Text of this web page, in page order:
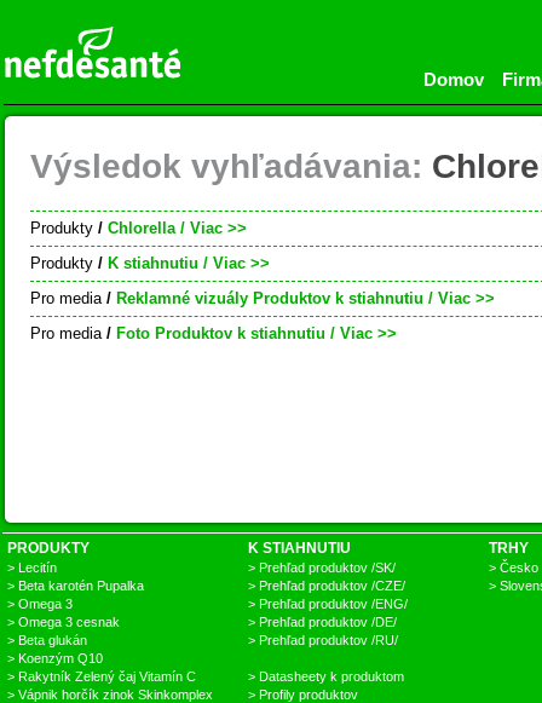
Domov
Výsledok vyhľadávania:
Produkty / Chlorella / Viac >>
Produkty / K stiahnutiu / Viac >>
Pro media/ Reklamné vizuály Produktov k stiahnutiu / Viac >>
Pro media/ Foto Produktov k stiahnutiu / Viac >>
PRODUKTY
> Lecitín
> Beta karotén Pupalka
> Omega 3
> Omega 3 cesnak
> Beta glukán
> Koenzým Q10
> Rakytník Zelený čaj Vitamín C
> Vápnik horčík zinok Skinkomplex
K STIAHNUTIU
> Prehľad produktov /SK/
> Prehľad produktov /CZE/
> Prehľad produktov /ENG/
> Prehľad produktov /DE/
> Prehľad produktov /RU/
> Datasheety k produktom
> Profily produktov
TRHY
> Česko
>